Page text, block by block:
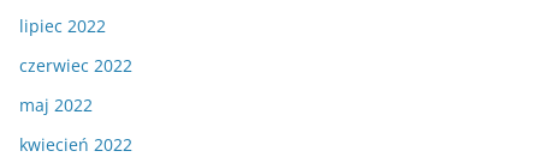
lipiec 2022
czerwiec 2022
maj 2022
kwiecień 2022